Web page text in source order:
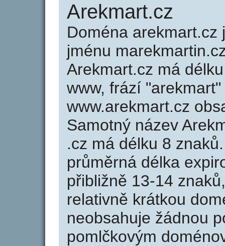
Arekmart.cz
Doména arekmart.cz
jménu
Arekmart.cz má
www, frází
www.arekmart.cz
Samotný název
.cz má délku 8
průměrná délka
přibližně 13-14
relativně krátkou
neobsahuje žádnou
pomlčkovým